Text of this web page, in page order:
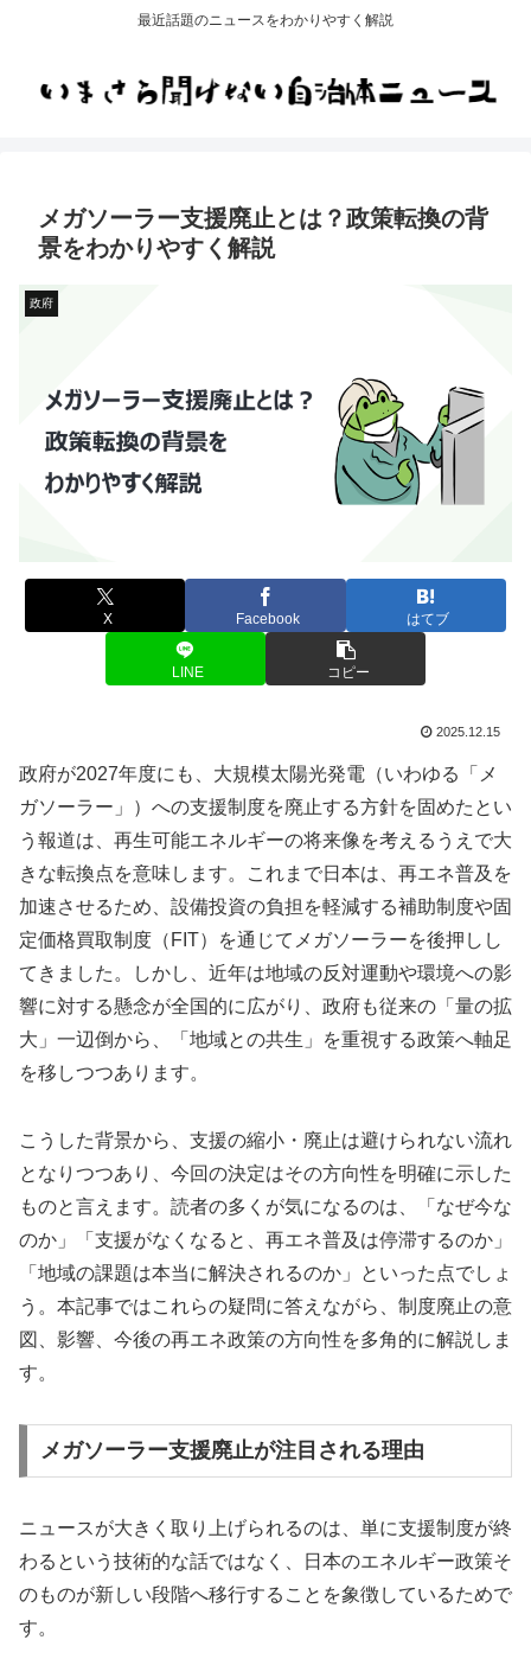
最近話題のニュースをわかりやすく解説
メガソーラー支援廃止とは？政策転換の背
景をわかりやすく解説
政府
X Facebook はてブ
LINE コピー
2025.12.15
政府が2027年度にも、大規模太陽光発電（いわゆる「メ
ガソーラー」）への支援制度を廃止する方針を固めたとい
う報道は、再生可能エネルギーの将来像を考えるうえで大
きな転換点を意味します。これまで日本は、再エネ普及を
加速させるため、設備投資の負担を軽減する補助制度や固
定価格買取制度（FIT）を通じてメガソーラーを後押しし
てきました。しかし、近年は地域の反対運動や環境への影
響に対する懸念が全国的に広がり、政府も従来の「量の拡
大」一辺倒から、「地域との共生」を重視する政策へ軸足
を移しつつあります。
こうした背景から、支援の縮小・廃止は避けられない流れ
となりつつあり、今回の決定はその方向性を明確に示した
ものと言えます。読者の多くが気になるのは、「なぜ今な
のか」「支援がなくなると、再エネ普及は停滞するのか」
「地域の課題は本当に解決されるのか」といった点でしょ
う。本記事ではこれらの疑問に答えながら、制度廃止の意
図、影響、今後の再エネ政策の方向性を多角的に解説しま
す。
メガソーラー支援廃止が注目される理由
ニュースが大きく取り上げられるのは、単に支援制度が終
わるという技術的な話ではなく、日本のエネルギー政策そ
のものが新しい段階へ移行することを象徴しているためで
す。